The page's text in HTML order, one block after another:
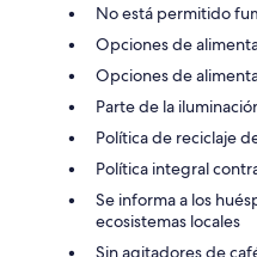
No está permitido
Opciones de
Opciones de
Parte de la
Política de reciclaje
Política integral
Se informa a los
ecosistemas locales
Sin agitadores de